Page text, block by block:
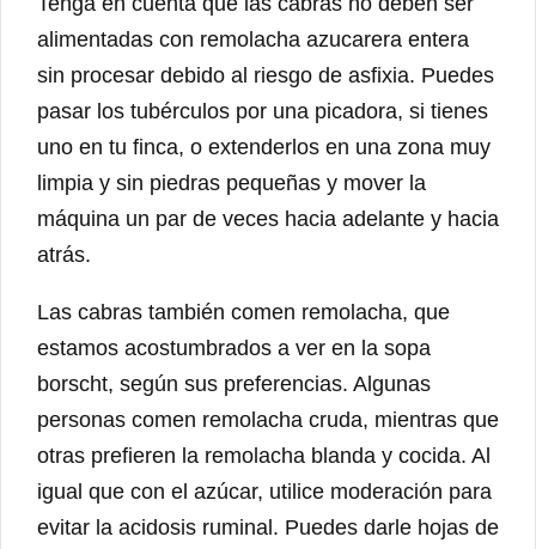
alimentadas con remolacha azucarera entera
sin procesar debido al riesgo de asfixia. Puedes
pasar los tubérculos por una picadora, si tienes
uno en tu finca, o extenderlos en una zona muy
limpia y sin piedras pequeñas y mover la
máquina un par de veces hacia adelante y hacia
atrás.
Las cabras también comen remolacha, que
estamos acostumbrados a ver en la sopa
borscht, según sus preferencias. Algunas
personas comen remolacha cruda, mientras que
otras prefieren la remolacha blanda y cocida. Al
igual que con el azúcar, utilice moderación para
evitar la acidosis ruminal. Puedes darle hojas de